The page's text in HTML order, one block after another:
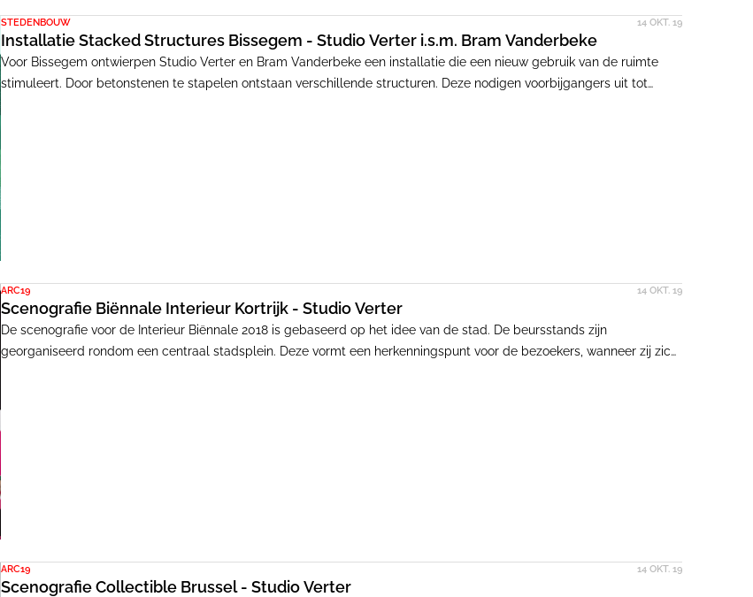
STEDENBOUW 14 OKT. 19
Installatie Stacked Structures Bissegem - Studio Verter i.s.m. Bram Vanderbeke
Voor Bissegem ontwierpen Studio Verter en Bram Vanderbeke een installatie die een nieuw gebruik van de ruimte
stimuleert. Door betonstenen te stapelen ontstaan verschillende structuren. Deze nodigen voorbijgangers uit tot
ARC19 14 OKT. 19
Scenografie Biënnale Interieur Kortrijk - Studio Verter
De scenografie voor de Interieur Biënnale 2018 is gebaseerd op het idee van de stad. De beursstands zijn
georganiseerd rondom een centraal stadsplein. Deze vormt een herkenningspunt voor de bezoekers, wanneer zij zich
ARC19 14 OKT. 19
Scenografie Collectible Brussel - Studio Verter